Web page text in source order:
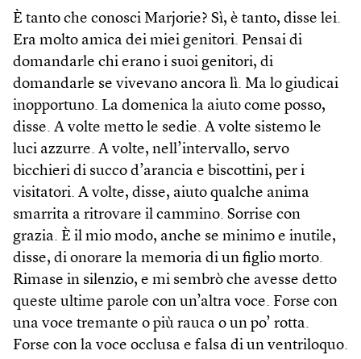
È tanto che conosci Marjorie? Sì, è tanto, disse lei.
Era molto amica dei miei genitori. Pensai di
domandarle chi erano i suoi genitori, di
domandarle se vivevano ancora lì. Ma lo giudicai
inopportuno. La domenica la aiuto come posso,
disse. A volte metto le sedie. A volte sistemo le
luci azzurre. A volte, nell’intervallo, servo
bicchieri di succo d’arancia e biscottini, per i
visitatori. A volte, disse, aiuto qualche anima
smarrita a ritrovare il cammino. Sorrise con
grazia. È il mio modo, anche se minimo e inutile,
disse, di onorare la memoria di un figlio morto.
Rimase in silenzio, e mi sembrò che avesse detto
queste ultime parole con un’altra voce. Forse con
una voce tremante o più rauca o un po’ rotta.
Forse con la voce occlusa e falsa di un ventriloquo.